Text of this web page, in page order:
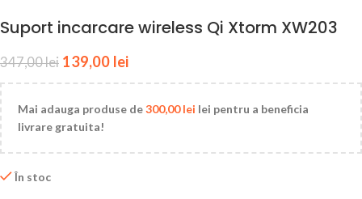
Suport incarcare wireless Qi Xtorm XW203
347,00lei 139,00 lei
Mai adauga produse de300,00lei lei pentru a beneficia
livrare gratuita!
În stoc